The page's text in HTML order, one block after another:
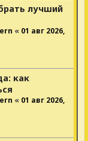
лучший
« 01 авг 2026,
как
« 01 авг 2026,